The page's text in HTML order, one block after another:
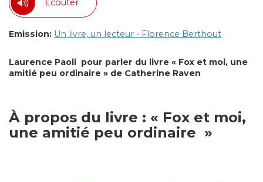
Ecouter
Emission: Un livre, un lecteur - Florence Berthout
Laurence Paoli pour parler du livre « Fox et moi, une
amitié peu ordinaire » de Catherine Raven
À propos du livre : « Fox et moi,
une amitié peu ordinaire »